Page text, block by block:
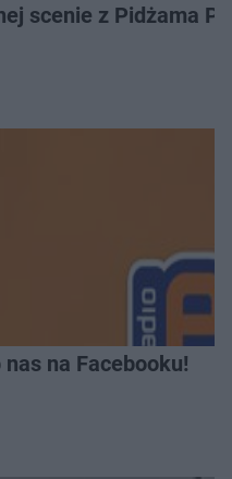
scenie z Pidżama
nas na Facebooku!